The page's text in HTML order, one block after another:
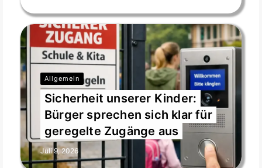
d
l
e
e
r
.
Allgemein
Sicherheit unserer Kinder:
Bürger sprechen sich klar für
geregelte Zugänge aus
Juli 9, 2026